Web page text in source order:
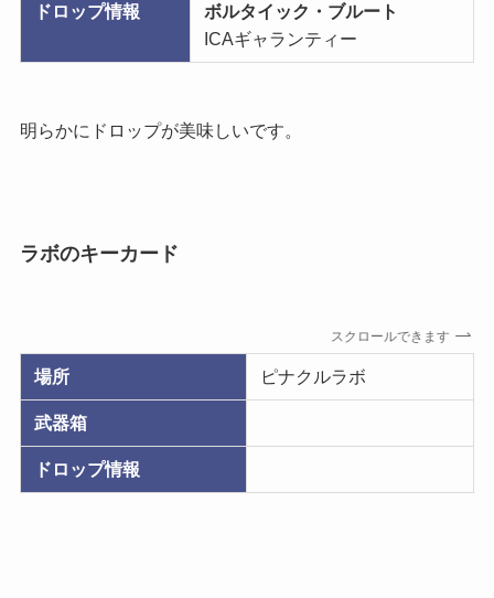
ドロップ情報
ボルタイック・ブルート
ICAギャランティー
明らかにドロップが美味しいです。
ラボのキーカード
スクロールできます
場所 ピナクルラボ
武器箱
ドロップ情報